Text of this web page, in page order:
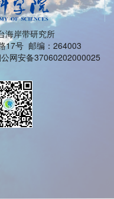
海岸带研究所
17号 邮编：264003
网安备37060202000025